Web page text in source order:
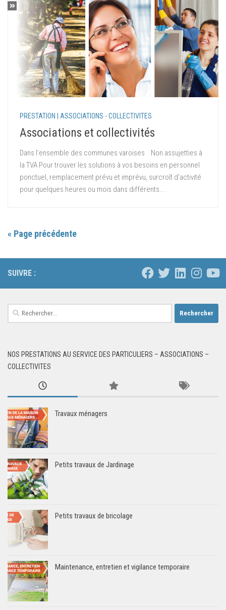
PRESTATION | ASSOCIATIONS - COLLECTIVITES
Associations et collectivités
Dans l’ensemble des communes varoises Non assujetties à
la TVA Pour trouver les solutions à vos besoins en personnel
ponctuel, remplacement prévu et imprévu, surcroît d’activité
pour quelques heures ou mois dans différents...
« Page précédente
SUIVRE :
Rechercher :
NOS PRESTATIONS AU SERVICE DES PARTICULIERS – ASSOCIATIONS –
COLLECTIVITES
Travaux ménagers
Petits travaux de Jardinage
Petits travaux de bricolage
Maintenance, entretien et vigilance temporaire